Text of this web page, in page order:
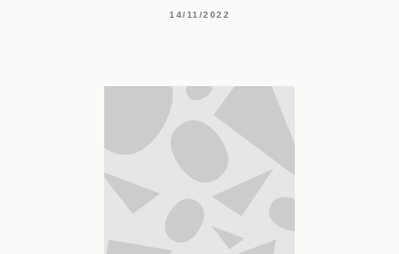
14/11/2022